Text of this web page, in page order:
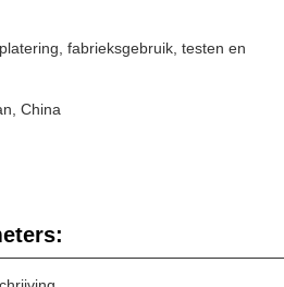
fabrieksgebruik, testen en
China